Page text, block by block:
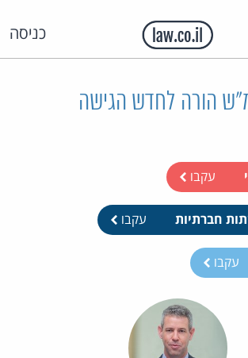
כניסה
הורה לחדש הגישה
עקבו
חברתיות עקבו
עקבו